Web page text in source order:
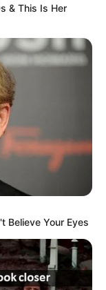
& This Is Her
Believe Your Eyes